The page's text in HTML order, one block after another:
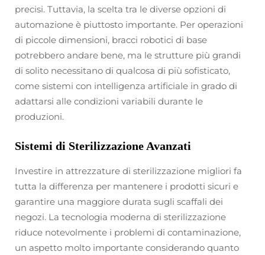
precisi. Tuttavia, la scelta tra le diverse opzioni di
automazione è piuttosto importante. Per operazioni
di piccole dimensioni, bracci robotici di base
potrebbero andare bene, ma le strutture più grandi
di solito necessitano di qualcosa di più sofisticato,
come sistemi con intelligenza artificiale in grado di
adattarsi alle condizioni variabili durante le
produzioni.
Sistemi di Sterilizzazione Avanzati
Investire in attrezzature di sterilizzazione migliori fa
tutta la differenza per mantenere i prodotti sicuri e
garantire una maggiore durata sugli scaffali dei
negozi. La tecnologia moderna di sterilizzazione
riduce notevolmente i problemi di contaminazione,
un aspetto molto importante considerando quanto